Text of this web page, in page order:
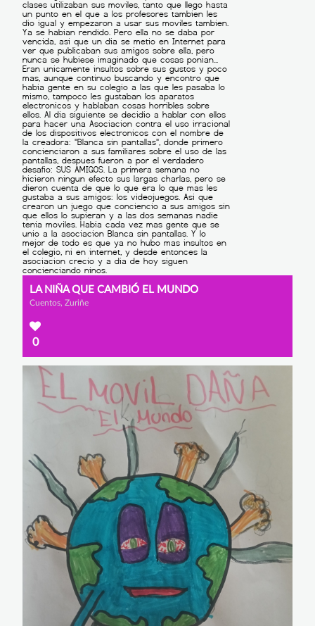
LA NIÑA QUE CAMBIÓ EL MUNDO
Cuentos, Zuriñe
0